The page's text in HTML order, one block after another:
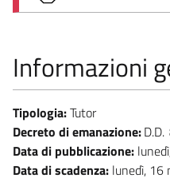
Informazioni
Tipologia:Tutor
Decreto di emanazione:D.D.
Data di pubblicazione:
Data di scadenza: lunedì, 16